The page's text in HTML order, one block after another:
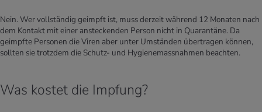
Nein. Wer vollständig geimpft ist, muss derzeit während 12 Monaten nach
dem Kontakt mit einer ansteckenden Person nicht in Quarantäne. Da
geimpfte Personen die Viren aber unter Umständen übertragen können,
sollten sie trotzdem die Schutz- und Hygienemassnahmen beachten.
Was kostet die Impfung?